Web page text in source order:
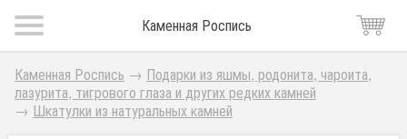
Каменная Роспись
Каменная Роспись → Подарки из яшмы, родонита, чароита,
лазурита, тигрового глаза и других редких камней
→ Шкатулки из натуральных камней